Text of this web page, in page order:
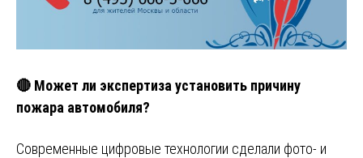
🔴 Может ли экспертиза установить причину
пожара автомобиля?
Современные цифровые технологии сделали фото- и